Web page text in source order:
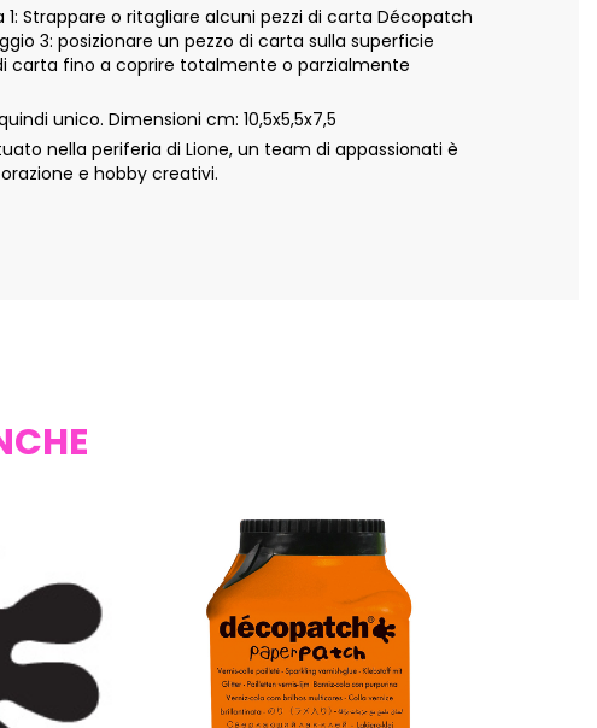
1: Strappare o ritagliare alcuni pezzi di carta Décopatch
3: posizionare un pezzo di carta sulla superficie
carta fino a coprire totalmente o parzialmente
unico. Dimensioni cm: 10,5x5,5x7,5
nella periferia di Lione, un team di appassionati è
e hobby creativi.